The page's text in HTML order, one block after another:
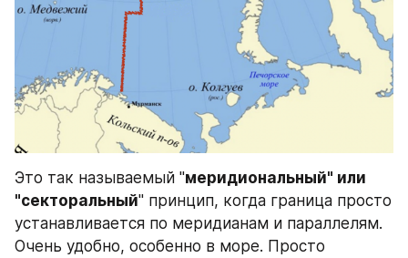
Это так называемый "меридиональный" или
"секторальный" принцип, когда граница просто
устанавливается по меридианам и параллелям.
Очень удобно, особенно в море. Просто